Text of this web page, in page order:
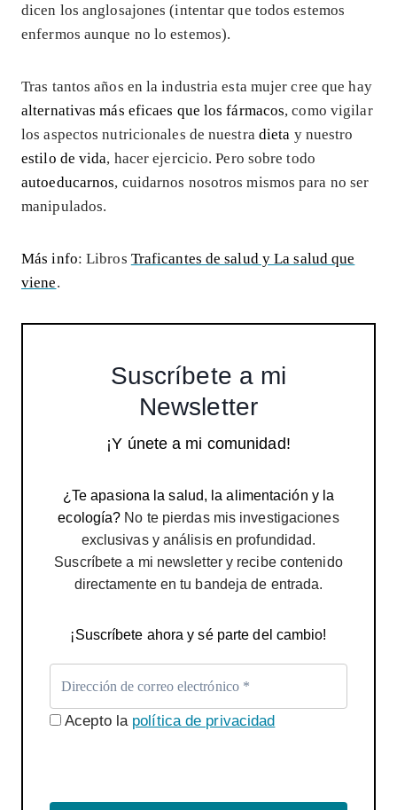
dicen los anglosajones (intentar que todos estemos
enfermos aunque no lo estemos).
Tras tantos años en la industria esta mujer cree que hay
alternativas más eficaes que los fármacos, como vigilar
los aspectos nutricionales de nuestra dieta y nuestro
estilo de vida, hacer ejercicio. Pero sobre todo
autoeducarnos, cuidarnos nosotros mismos para no ser
manipulados.
Más info: Libros Traficantes de salud y La salud que
viene.
Suscríbete a mi
Newsletter
¡Y únete a mi comunidad!
¿Te apasiona la salud, la alimentación y la
ecología? No te pierdas mis investigaciones
exclusivas y análisis en profundidad.
Suscríbete a mi newsletter y recibe contenido
directamente en tu bandeja de entrada.
¡Suscríbete ahora y sé parte del cambio!
Acepto la política de privacidad